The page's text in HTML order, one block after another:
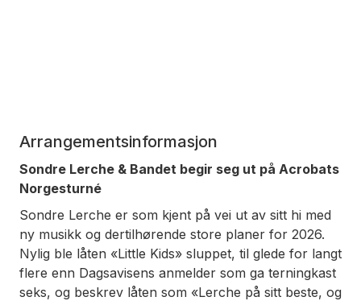
Arrangementsinformasjon
Sondre Lerche & Bandet begir seg ut på Acrobats
Norgesturné
Sondre Lerche er som kjent på vei ut av sitt hi med
ny musikk og dertilhørende store planer for 2026.
Nylig ble låten «Little Kids» sluppet, til glede for langt
flere enn Dagsavisens anmelder som ga terningkast
seks, og beskrev låten som «Lerche på sitt beste, og